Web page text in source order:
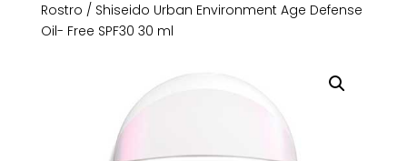
Rostro / Shiseido Urban Environment Age Defense
Oil- Free SPF30 30 ml